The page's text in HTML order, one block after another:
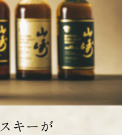
せ
キーが